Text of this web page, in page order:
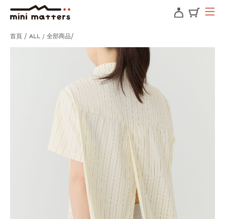
首頁 ALL / 全部商品